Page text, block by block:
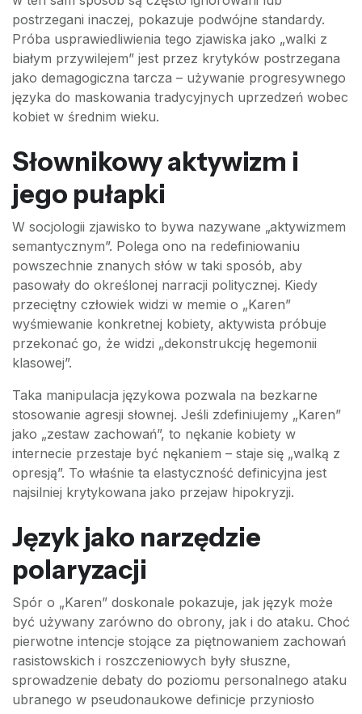
postrzegani inaczej, pokazuje podwójne standardy.
Próba usprawiedliwienia tego zjawiska jako „walki z
białym przywilejem” jest przez krytyków postrzegana
jako demagogiczna tarcza – używanie progresywnego
języka do maskowania tradycyjnych uprzedzeń wobec
kobiet w średnim wieku.
Słownikowy aktywizm i
jego pułapki
W socjologii zjawisko to bywa nazywane „aktywizmem
semantycznym”. Polega ono na redefiniowaniu
powszechnie znanych słów w taki sposób, aby
pasowały do określonej narracji politycznej. Kiedy
przeciętny człowiek widzi w memie o „Karen”
wyśmiewanie konkretnej kobiety, aktywista próbuje
przekonać go, że widzi „dekonstrukcję hegemonii
klasowej”.
Taka manipulacja językowa pozwala na bezkarne
stosowanie agresji słownej. Jeśli zdefiniujemy „Karen”
jako „zestaw zachowań”, to nękanie kobiety w
internecie przestaje być nękaniem – staje się „walką z
opresją”. To właśnie ta elastyczność definicyjna jest
najsilniej krytykowana jako przejaw hipokryzji.
Język jako narzędzie
polaryzacji
Spór o „Karen” doskonale pokazuje, jak język może
być używany zarówno do obrony, jak i do ataku. Choć
pierwotne intencje stojące za piętnowaniem zachowań
rasistowskich i roszczeniowych były słuszne,
sprowadzenie debaty do poziomu personalnego ataku
ubranego w pseudonaukowe definicje przyniosło